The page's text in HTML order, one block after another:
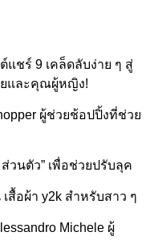
แชร์ 9 เคล็ดลับง่าย ๆ สู่
และคุณผู้หญิง!
ผู้ช่วยช้อปปิ้งที่ช่วย
วนตัว” เพื่อช่วยปรับลุค
สื้อผ้า y2k สำหรับสาว ๆ
Michele ผู้